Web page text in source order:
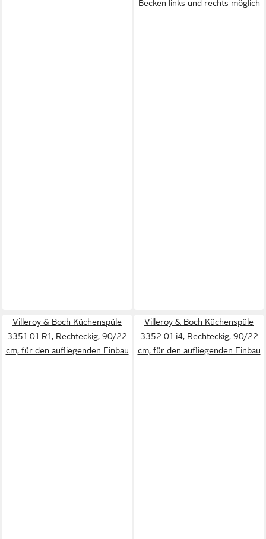
Becken links und rechts möglich
Villeroy & Boch Küchenspüle
3351 01 R1, Rechteckig, 90/22
cm, für den aufliegenden Einbau
Villeroy & Boch Küchenspüle
3352 01 i4, Rechteckig, 90/22
cm, für den aufliegenden Einbau